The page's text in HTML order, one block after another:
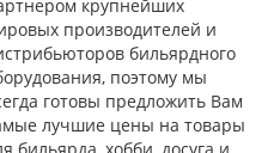
крупнейших
производителей и
бильярдного
поэтому мы
готовы предложить Вам
лучшие цены на товары